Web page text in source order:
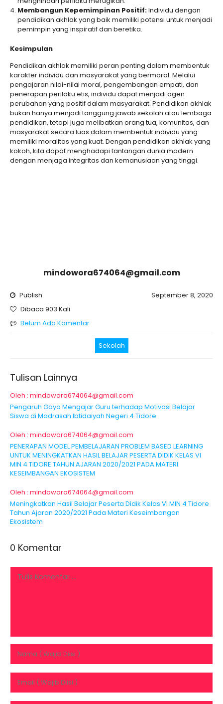
Membangun Kepemimpinan Positif:Individu dengan
pendidikan akhlak yang baik memiliki potensi untuk menjadi
pemimpin yang inspiratif dan beretika.
Kesimpulan
Pendidikan akhlak memiliki peran penting dalam membentuk
karakter individu dan masyarakat yang bermoral. Melalui
pengajaran nilai-nilai moral, pengembangan empati, dan
penerapan perilaku etis, individu dapat menjadi agen
perubahan yang positif dalam masyarakat. Pendidikan akhlak
bukan hanya menjadi tanggung jawab sekolah atau lembaga
pendidikan, tetapi juga melibatkan orang tua, komunitas, dan
masyarakat secara luas dalam membentuk individu yang
memiliki moralitas yang kuat. Dengan pendidikan akhlak yang
kokoh, kita dapat menghadapi tantangan dunia modern
dengan menjaga integritas dan kemanusiaan yang tinggi.
mindowora674064@gmail.com
Publish
September 8, 2020
Dibaca 903 Kali
Belum Ada Komentar
Sekolah
Tulisan Lainnya
Oleh : mindowora674064@gmail.com
Pengaruh Gaya Mengajar Guru terhadap Motivasi Belajar
Siswa di Madrasah Ibtidaiyah Negeri 4 Tidore
Oleh : mindowora674064@gmail.com
PENERAPAN MODEL PEMBELAJARAN PROBLEM BASED LEARNING
UNTUK MENINGKATKAN HASIL BELAJAR PESERTA DIDIK KELAS VI
MIN 4 TIDORE TAHUN AJARAN 2020/2021 PADA MATERI
KESEIMBANGAN EKOSISTEM
Oleh : mindowora674064@gmail.com
Meningkatkan Hasil Belajar Peserta Didik Kelas VI MIN 4 Tidore
Tahun Ajaran 2020/2021 Pada Materi Keseimbangan
Ekosistem
0 Komentar